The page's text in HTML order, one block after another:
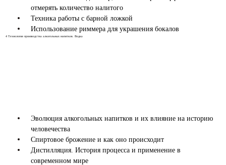
отмерять количество налитого
Техника работы с барной ложкой
Использование риммера для украшения бокалов
4 Технология производства алкогольных напитков. Водка
Эволюция алкогольных напитков и их влияние на историю
человечества
Спиртовое брожение и как оно происходит
Дистилляция. История процесса и применение в
современном мире